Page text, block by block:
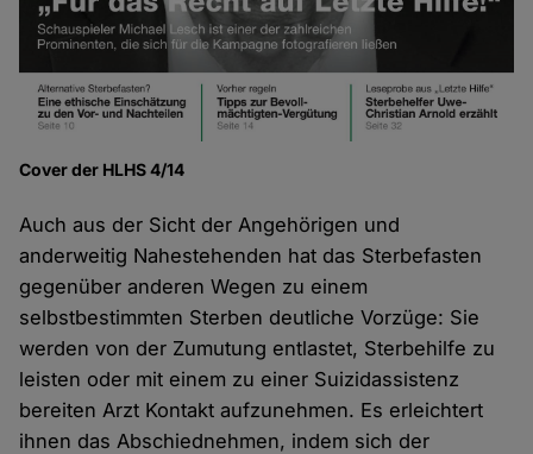
Cover der HLHS 4/14
Auch aus der Sicht der Angehörigen und
anderweitig Nahestehenden hat das Sterbefasten
gegenüber anderen Wegen zu einem
selbstbestimmten Sterben deutliche Vorzüge: Sie
werden von der Zumutung entlastet, Sterbehilfe zu
leisten oder mit einem zu einer Suizidassistenz
bereiten Arzt Kontakt aufzunehmen. Es erleichtert
ihnen das Abschiednehmen, indem sich der